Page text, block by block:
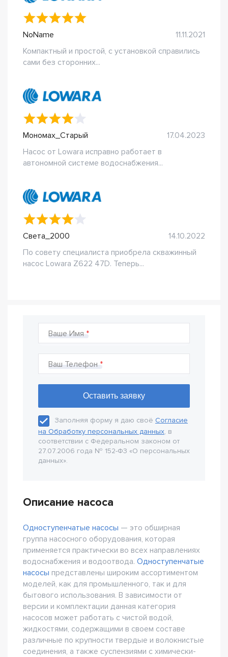
NoName
11.11.2021
Компактный и простой, с установкой справились
сами без сторонних...
Мономах_Старый
17.04.2023
Насос от Lowara исправно работает в
автономной системе водоснабжения...
Света_2000
14.10.2022
По совету специалиста приобрела скважинный
насос Lowara Z622 47D. Теперь...
Ваше Имя
Ваш Телефон
Заполняя форму я даю своё Согласие
на Обработку персональных данных, в
соответствии с Федеральном законом от
27.07.2006 года № 152-Ф3 «О персональных
данных».
Описание насоса
Одноступенчатые насосы — это обширная
группа насосного оборудования, которая
применяется практически во всех направлениях
водоснабжения и водоотвода. Одноступенчатые
насосы представлены широким ассортиментом
моделей, как для промышленного, так и для
бытового использования. В зависимости от
версии и комплектации данная категория
насосов может работать с чистой водой,
жидкостями, содержащими в своем составе
различные по крупности твердые и волокнистые
соединения, а также суспензиями с химически-